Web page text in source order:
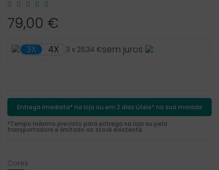
79,00 €
3X 4X 3 x 26,34 €sem juros
Entrega imediata* na loja ou em 2 dias úteis* na sua morada
*Tempo máximo previsto para entrega na loja ou pela
transportadora e limitado ao stock existente
Cores